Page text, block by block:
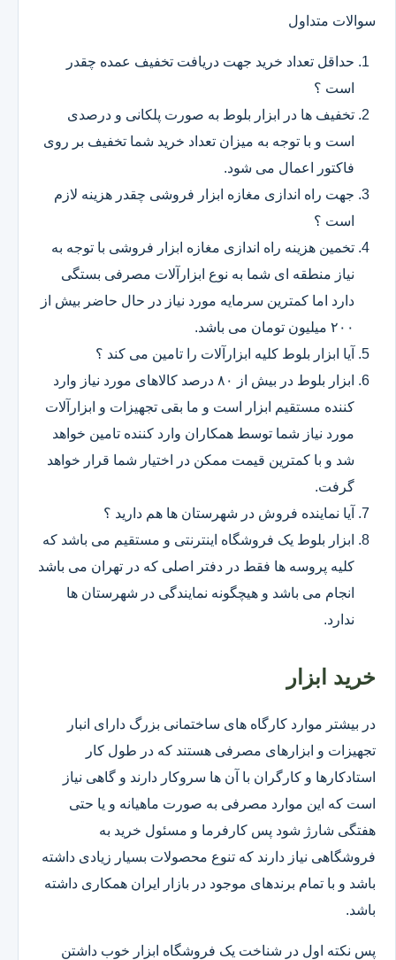
سوالات متداول
حداقل تعداد خرید جهت دریافت تخفیف عمده چقدر
است ؟
تخفیف ها در ابزار بلوط به صورت پلکانی و درصدی
است و با توجه به میزان تعداد خرید شما تخفیف بر روی
فاکتور اعمال می شود.
جهت راه اندازی مغازه ابزار فروشی چقدر هزینه لازم
است ؟
تخمین هزینه راه اندازی مغازه ابزار فروشی با توجه به
نیاز منطقه ای شما به نوع ابزارآلات مصرفی بستگی
دارد اما کمترین سرمایه مورد نیاز در حال حاضر بیش از
۲۰۰ میلیون تومان می باشد.
آیا ابزار بلوط کلیه ابزارآلات را تامین می کند ؟
ابزار بلوط در بیش از ۸۰ درصد کالاهای مورد نیاز وارد
کننده مستقیم ابزار است و ما بقی تجهیزات و ابزارآلات
مورد نیاز شما توسط همکاران وارد کننده تامین خواهد
شد و با کمترین قیمت ممکن در اختیار شما قرار خواهد
گرفت.
آیا نماینده فروش در شهرستان ها هم دارید ؟
ابزار بلوط یک فروشگاه اینترنتی و مستقیم می باشد که
کلیه پروسه ها فقط در دفتر اصلی که در تهران می باشد
انجام می باشد و هیچگونه نمایندگی در شهرستان ها
ندارد.
خرید ابزار
در بیشتر موارد کارگاه های ساختمانی بزرگ دارای انبار
تجهیزات و ابزارهای مصرفی هستند که در طول کار
استادکارها و کارگران با آن ها سروکار دارند و گاهی نیاز
است که این موارد مصرفی به صورت ماهیانه و یا حتی
هفتگی شارژ شود پس کارفرما و مسئول خرید به
فروشگاهی نیاز دارند که تنوع محصولات بسیار زیادی داشته
باشد و با تمام برندهای موجود در بازار ایران همکاری داشته
باشد.
پس نکته اول در شناخت یک فروشگاه ابزار خوب داشتن